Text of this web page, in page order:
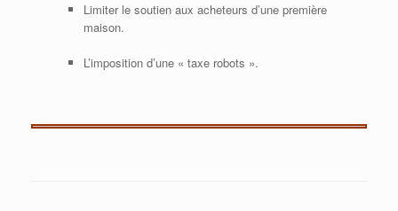
Limiter le soutien aux acheteurs d’une première
maison.
L’imposition d’une « taxe robots ».